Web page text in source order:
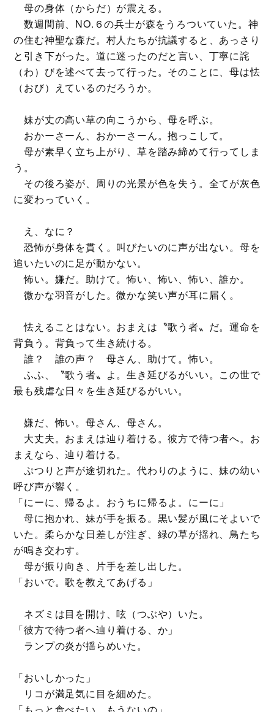
母の身体（からだ）が震える。
数週間前、NO.６の兵士が森をうろついていた。神
の住む神聖な森だ。村人たちが抗議すると、あっさり
と引き下がった。道に迷ったのだと言い、丁寧に詫
（わ）びを述べて去って行った。そのことに、母は怯
（おび）えているのだろうか。
妹が丈の高い草の向こうから、母を呼ぶ。
おかーさーん、おかーさーん。抱っこして。
母が素早く立ち上がり、草を踏み締めて行ってしま
う。
その後ろ姿が、周りの光景が色を失う。全てが灰色
に変わっていく。
え、なに？
恐怖が身体を貫く。叫びたいのに声が出ない。母を
追いたいのに足が動かない。
怖い。嫌だ。助けて。怖い、怖い、怖い、誰か。
微かな羽音がした。微かな笑い声が耳に届く。
怯えることはない。おまえは〝歌う者〟だ。運命を
背負う。背負って生き続ける。
誰？ 誰の声？ 母さん、助けて。怖い。
ふふ、〝歌う者〟よ。生き延びるがいい。この世で
最も残虐な日々を生き延びるがいい。
嫌だ、怖い。母さん、母さん。
大丈夫。おまえは辿り着ける。彼方で待つ者へ。お
まえなら、辿り着ける。
ぷつりと声が途切れた。代わりのように、妹の幼い
呼び声が響く。
「にーに、帰るよ。おうちに帰るよ。にーに」
母に抱かれ、妹が手を振る。黒い髪が風にそよいで
いた。柔らかな日差しが注ぎ、緑の草が揺れ、鳥たち
が鳴き交わす。
母が振り向き、片手を差し出した。
「おいで。歌を教えてあげる」
ネズミは目を開け、呟（つぶや）いた。
「彼方で待つ者へ辿り着ける、か」
ランプの炎が揺らめいた。
「おいしかった」
リコが満足気に目を細めた。